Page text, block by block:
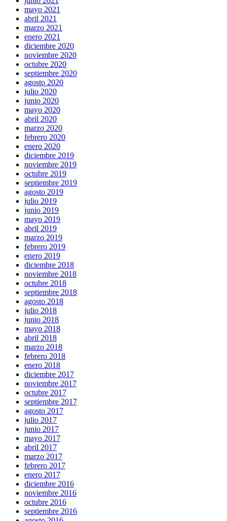
mayo 2021
abril 2021
marzo 2021
enero 2021
diciembre 2020
noviembre 2020
octubre 2020
septiembre 2020
agosto 2020
julio 2020
junio 2020
mayo 2020
abril 2020
marzo 2020
febrero 2020
enero 2020
diciembre 2019
noviembre 2019
octubre 2019
septiembre 2019
agosto 2019
julio 2019
junio 2019
mayo 2019
abril 2019
marzo 2019
febrero 2019
enero 2019
diciembre 2018
noviembre 2018
octubre 2018
septiembre 2018
agosto 2018
julio 2018
junio 2018
mayo 2018
abril 2018
marzo 2018
febrero 2018
enero 2018
diciembre 2017
noviembre 2017
octubre 2017
septiembre 2017
agosto 2017
julio 2017
junio 2017
mayo 2017
abril 2017
marzo 2017
febrero 2017
enero 2017
diciembre 2016
noviembre 2016
octubre 2016
septiembre 2016